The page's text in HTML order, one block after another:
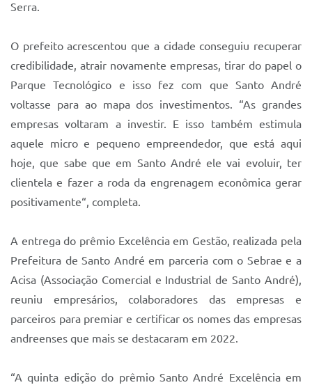
Serra.
O prefeito acrescentou que a cidade conseguiu recuperar
credibilidade, atrair novamente empresas, tirar do papel o
Parque Tecnológico e isso fez com que Santo André
voltasse para ao mapa dos investimentos. “As grandes
empresas voltaram a investir. E isso também estimula
aquele micro e pequeno empreendedor, que está aqui
hoje, que sabe que em Santo André ele vai evoluir, ter
clientela e fazer a roda da engrenagem econômica gerar
positivamente“, completa.
A entrega do prêmio Excelência em Gestão, realizada pela
Prefeitura de Santo André em parceria com o Sebrae e a
Acisa (Associação Comercial e Industrial de Santo André),
reuniu empresários, colaboradores das empresas e
parceiros para premiar e certificar os nomes das empresas
andreenses que mais se destacaram em 2022.
“A quinta edição do prêmio Santo André Excelência em